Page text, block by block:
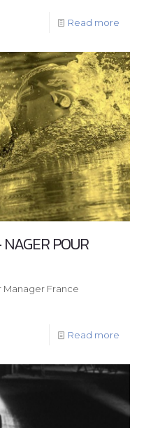
Read more
POUR
Manager France
Read more